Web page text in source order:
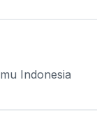
Indonesia